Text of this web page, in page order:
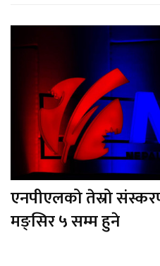
एनपीएलको तेस्रो
मङ्सिर ५ सम्म हुने